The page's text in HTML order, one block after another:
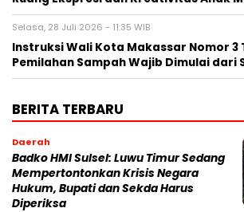
Selasa, 28 Juli 2026 - 11:35 WIB
Instruksi Wali Kota Makassar Nomor 3
Pemilahan Sampah Wajib Dimulai dari
BERITA TERBARU
Daerah
Badko HMI Sulsel: Luwu Timur Sedang
Mempertontonkan Krisis Negara
Hukum, Bupati dan Sekda Harus
Diperiksa